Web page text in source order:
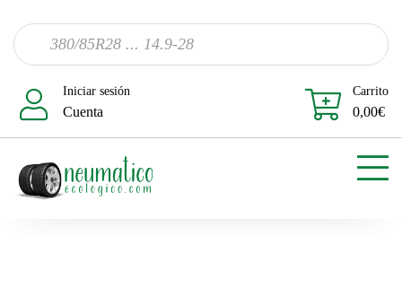
Iniciar sesión
Cuenta
Carrito
0,00€